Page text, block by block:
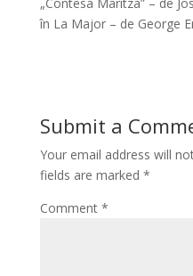
în La Major – de George
Submit a
Your email address will
fields are marked *
Comment *